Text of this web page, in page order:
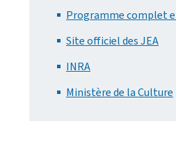
Programme complet
Site officiel des JEA
INRA
Ministère de la Culture